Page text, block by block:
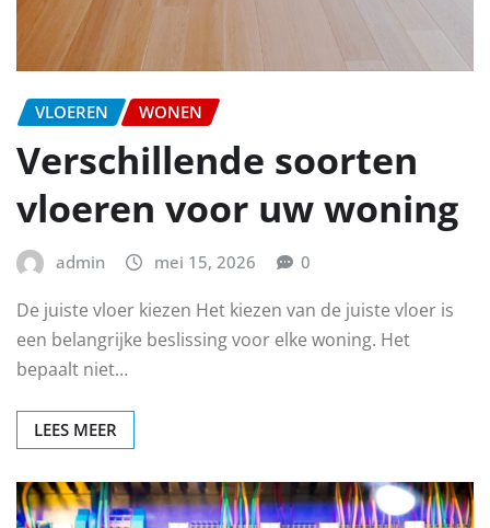
VLOEREN WONEN
Verschillende soorten
vloeren voor uw woning
admin mei 15, 2026 0
De juiste vloer kiezen Het kiezen van de juiste vloer is
een belangrijke beslissing voor elke woning. Het
bepaalt niet…
LEES MEER